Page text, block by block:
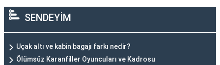
SENDEYİM
Uçak altı ve kabin bagajı farkı nedir?
Ölümsüz Karanfiller Oyuncuları ve Kadrosu